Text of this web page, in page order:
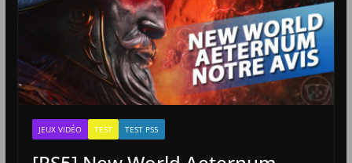
JEUX VIDÉO TEST TEST PS5